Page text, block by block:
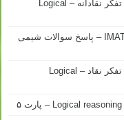
نمونه سوالات آیمت ایتالیا – استدلال و منطق – تفکر نقادانه – Logical
پاسخ سوالات آیمت ۲۰۲۵ ایتالیا – آزمون IMAT 2025 – پاسخ سوالات شیمی
نمونه سوالات آیمت ایتالیا – استدلال و منطق – تفکر نقاد – Logical